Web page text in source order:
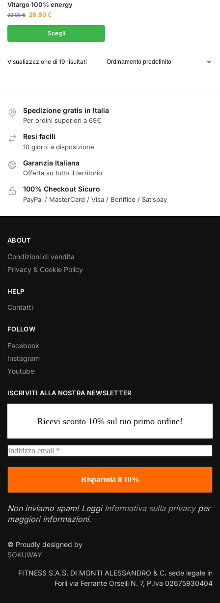
Vitargo 100% energy
33,90€ 28,80 €
Scegli
Visualizzazione di 19 risultati
Spedizione gratis in Italia
Per ordini superiori a 69€
Resi facili
10 giorni a disposizione
Garanzia Italiana
Offerta su tutto il territorio
100% Checkout Sicuro
PayPal / MasterCard / Visa / Bonifico / Satispay
ABOUT
Condizioni di vendita
Privacy & Cookie Policy
HELP
Contatti
FOLLOW
Facebook
Instagram
Youtube
ISCRIVITI ALLA NOSTRA NEWSLETTER
Ricevi sconto 10% sul tuo primo ordine!
Non inviamo spam! Leggi Informativa sulla privacyper
maggiori informazioni.
© Proudly designed by
SOKUWAY
FITNESS S.A.S. DI MONTI ALESSANDRO & C. sede legale in
Forlì via Ferrante Orselli N. 7, P.Iva 02675930404